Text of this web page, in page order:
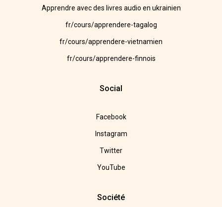
Apprendre avec des livres audio en ukrainien
fr/cours/apprendere-tagalog
fr/cours/apprendere-vietnamien
fr/cours/apprendere-finnois
Social
Facebook
Instagram
Twitter
YouTube
Société